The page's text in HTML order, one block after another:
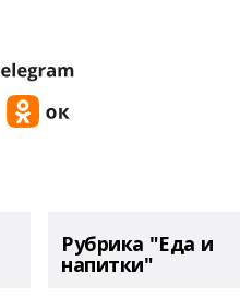
Рубрика "Еда и
напитки"